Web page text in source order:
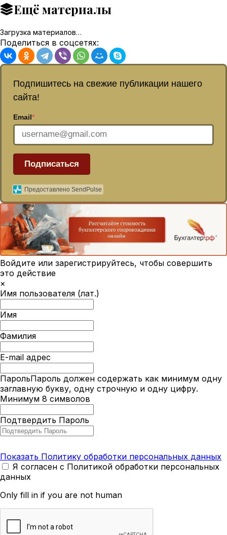
Ещё материалы
Загрузка материалов…
Поделиться в соцсетях:
Подпишитесь на свежие публикации нашего
сайта!
Email*
Подписаться
Предоставлено SendPulse
Войдите или зарегистрируйтесь, чтобы совершить
это действие
×
Имя пользователя (лат.)
Имя
Фамилия
E-mail адрес
ПарольПароль должен содержать как минимум одну
заглавную букву, одну строчную и одну цифру.
Минимум 8 символов
Подтвердить Пароль
Показать Политику обработки персональных данных
Я согласен с Политикой обработки персональных
данных
Only fill in if you are not human